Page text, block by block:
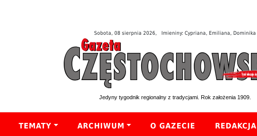
Sobota, 08 sierpnia 2026, Imieniny: Cypriana, Emiliana, Dominika
Jedyny tygodnik regionalny z tradycjami. Rok założenia 1909.
TEMATY ARCHIWUM O GAZECIE REDAKCJA